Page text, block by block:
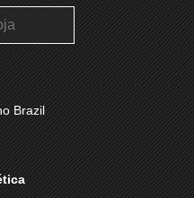
CIA DO DENGO
DO TERNO
SHOES
CLUB DA MIÇANGA
OFICIAL
Brazil